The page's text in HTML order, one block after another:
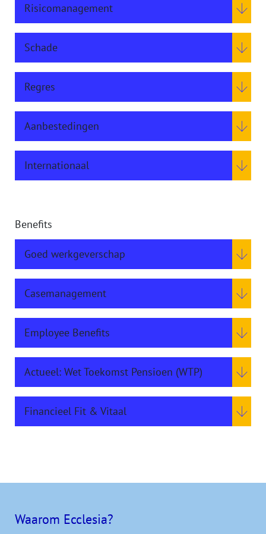
Risicomanagement
Schade
Regres
Aanbestedingen
Internationaal
Benefits
Goed werkgeverschap
Casemanagement
Employee Benefits
Actueel: Wet Toekomst Pensioen (WTP)
Financieel Fit & Vitaal
Waarom Ecclesia?